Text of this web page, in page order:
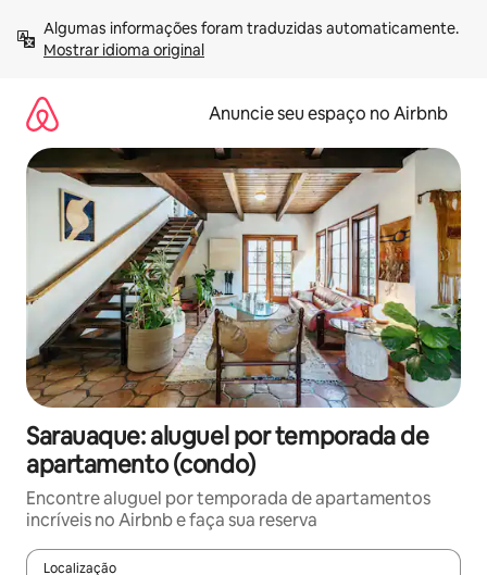
para
Mostrar idioma original
Anuncie seu espaço no Airbnb
Sarauaque: aluguel por temporada de
apartamento (condo)
Encontre aluguel por temporada de apartamentos
incríveis no Airbnb e faça sua reserva
Localização